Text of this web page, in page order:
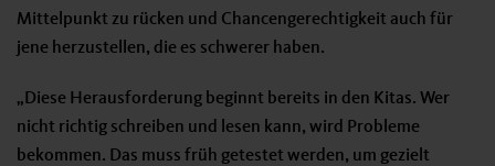
Mittelpunkt zu rücken und Chancengerechtigkeit auch für
jene herzustellen, die es schwerer haben.
„Diese Herausforderung beginnt bereits in den Kitas. Wer
nicht richtig schreiben und lesen kann, wird Probleme
bekommen. Das muss früh getestet werden, um gezielt